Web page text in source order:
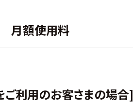
月額使用料
ご利用のお客さまの場合]